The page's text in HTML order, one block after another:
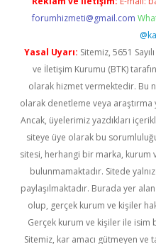
forumhizmeti@gmail.com
Yasal Uyarı: Sitemiz, 5651
ve İletişim Kurumu (BTK)
olarak hizmet vermektedir. Bu
olarak denetleme veya
Ancak, üyelerimiz yazdıkları
siteye üye olarak bu
sitesi, herhangi bir marka, kurum
bulunmamaktadır. Sitede
paylaşılmaktadır. Burada yer
olup, gerçek kurum ve kişiler
Gerçek kurum ve kişiler ile
Sitemiz, kar amacı gütmeyen